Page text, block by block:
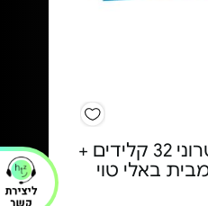
אורגן אלקטרוני 32 קלידים +
באלי טוי